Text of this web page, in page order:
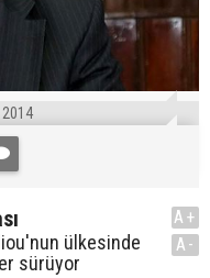
ülkesinde
sürüyor
A+
A-